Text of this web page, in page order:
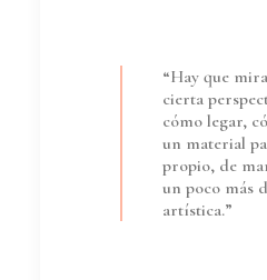
“Hay que
cierta
cómo legar,
un material
propio, de
un poco más
artística.”